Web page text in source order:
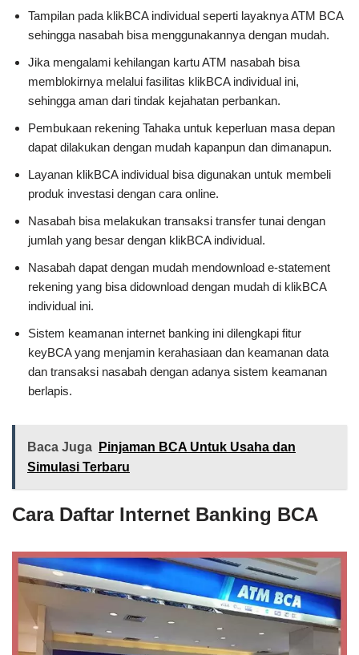
Tampilan pada klikBCA individual seperti layaknya ATM BCA
sehingga nasabah bisa menggunakannya dengan mudah.
Jika mengalami kehilangan kartu ATM nasabah bisa
memblokirnya melalui fasilitas klikBCA individual ini,
sehingga aman dari tindak kejahatan perbankan.
Pembukaan rekening Tahaka untuk keperluan masa depan
dapat dilakukan dengan mudah kapanpun dan dimanapun.
Layanan klikBCA individual bisa digunakan untuk membeli
produk investasi dengan cara online.
Nasabah bisa melakukan transaksi transfer tunai dengan
jumlah yang besar dengan klikBCA individual.
Nasabah dapat dengan mudah mendownload e-statement
rekening yang bisa didownload dengan mudah di klikBCA
individual ini.
Sistem keamanan internet banking ini dilengkapi fitur
keyBCA yang menjamin kerahasiaan dan keamanan data
dan transaksi nasabah dengan adanya sistem keamanan
berlapis.
Baca Juga
Pinjaman BCA Untuk Usaha dan
Simulasi Terbaru
Cara Daftar Internet Banking BCA